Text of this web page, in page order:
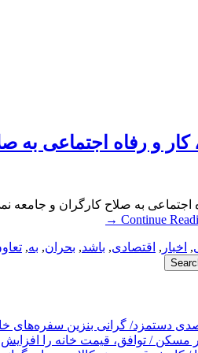
کار و رفاه اجتماعی
اجتماعی به صلاح کارگران و جامعه
Continue
→
, اخبار , اقتصادی, باشد, بحران, به,
مسکن / توافق، قیمت خانه را